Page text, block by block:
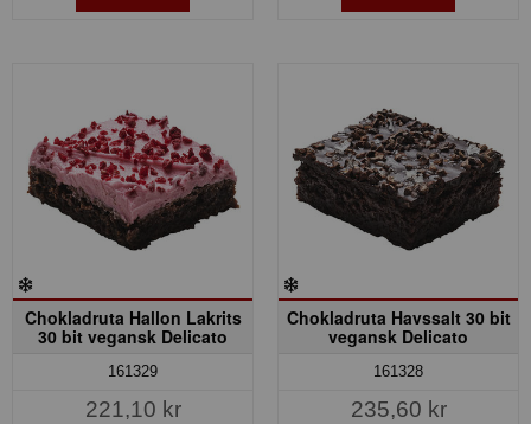
Chokladruta Hallon Lakrits
30 bit vegansk Delicato
161329
221,10 kr
Chokladruta Havssalt 30 bit
vegansk Delicato
161328
235,60 kr